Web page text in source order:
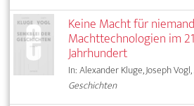
Keine Macht für
Machttechnologien im
Jahrhundert
In: Alexander Kluge, Joseph Vogl,
Geschichten